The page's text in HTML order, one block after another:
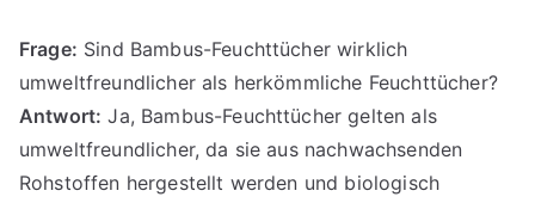
Frage: Sind Bambus-Feuchttücher wirklich
umweltfreundlicher als herkömmliche Feuchttücher?
Antwort: Ja, Bambus-Feuchttücher gelten als
umweltfreundlicher, da sie aus nachwachsenden
Rohstoffen hergestellt werden und biologisch